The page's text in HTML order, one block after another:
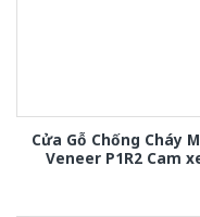
Cửa Gỗ Chống Cháy
Veneer P1R2 Cam